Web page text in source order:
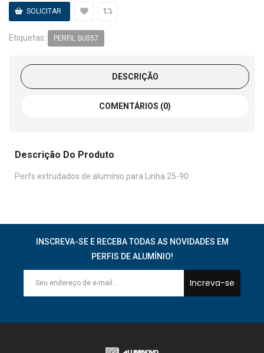
Etiquetas: PERFIL SU057
DESCRIÇÃO
COMENTÁRIOS (0)
Descrição Do Produto
Perfs extrudados de alumínio para Linha 25-90
INSCREVA-SE E RECEBA TODAS AS NOVIDADES EM
PERFIS DE ALUMÍNIO!
Increva-se